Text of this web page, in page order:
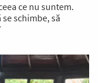
ce nu suntem.
schimbe, să